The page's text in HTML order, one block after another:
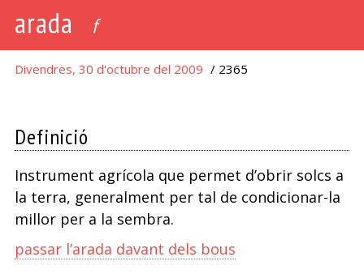
arada f
Divendres, 30 d'octubre del 2009 / 2365
Definició
Instrument agrícola que permet d’obrir solcs a
la terra, generalment per tal de condicionar-la
millor per a la sembra.
passar l’arada davant dels bous